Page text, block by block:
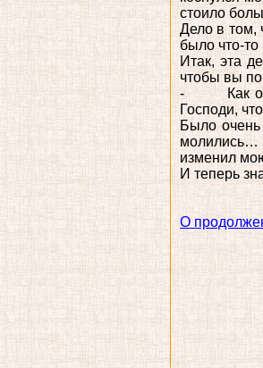
стоило
Дело в том,
было что-
Итак, эта
чтобы вы
- Как она
Господи,
Было
молились…
изменил
И теперь
О